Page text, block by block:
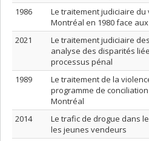
1986
Le traitement judiciaire du
Montréal en 1980 face
2021
Le traitement judiciaire
analyse des disparités
processus pénal
1989
Le traitement de la
programme de
Montréal
2014
Le trafic de drogue dans
les jeunes vendeurs